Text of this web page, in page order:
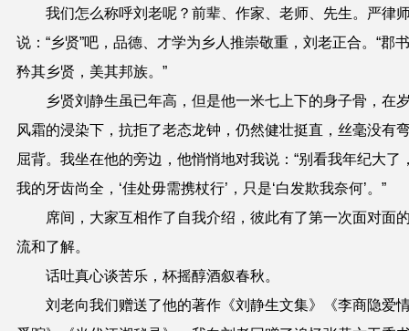
我们怎么称呼刘老呢？前辈、作家、老师、先生。严律
说：“乡贤”吧，品德、才学为乡人推崇敬重，刘老正合。“郡
矜其乡贤，美其邦族。”
乡贤刘静生虽已年高，但是他一米七上下的身子骨，在
风霜的浸染下，抗拒了老态龙钟，仍然健壮挺直，丝毫没有
屈背。我坐在他的旁边，他悄悄地对我说：“别看我年纪大了
我的牙齿尚全，‘佳处毋需携杖行’，只是‘白发欺我奈何’。”
席间，大家互相作了自我介绍，彼此有了第一次面对面
流和了解。
话吐真心谈苦乐，杯摇醇酒叙春秋。
刘老向我们赠送了他的著作《刘静生文集》《李商隐爱